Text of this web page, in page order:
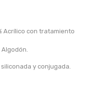
Acrílico con tratamiento
Algodón.
y conjugada.